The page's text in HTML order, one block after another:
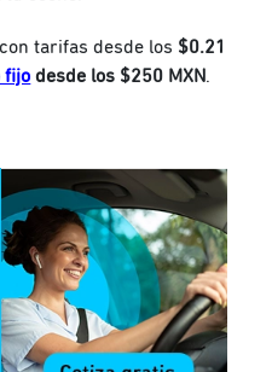
tarifas desde los $0.21
fijo desde los $250 MXN.